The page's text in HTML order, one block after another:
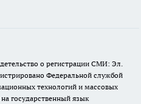
о регистрации СМИ: Эл.
Федеральной службой
технологий и массовых
государственный язык